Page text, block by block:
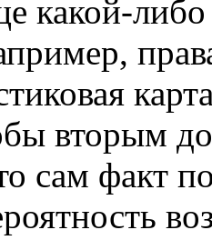
какой-
вторым
сам факт